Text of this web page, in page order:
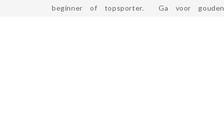
beginner of topsporter. Ga voor gouden